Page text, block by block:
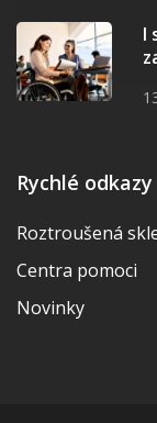
I
Rychlé odkazy
Roztroušená
Centra pomoci
Novinky